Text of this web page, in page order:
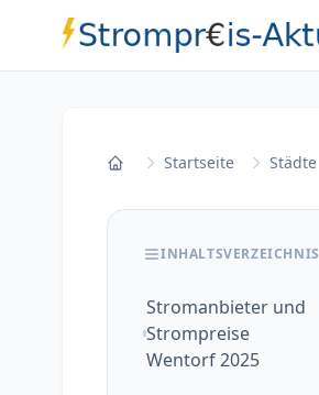
StartseiteStartseite Städte
INHALTSVERZEICHNIS
Stromanbieter und
Strompreise
Wentorf 2025